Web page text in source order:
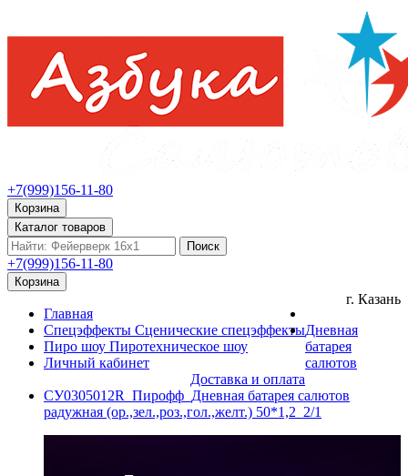
+7(999)156-11-80
Корзина
Каталог товаров
Поиск
+7(999)156-11-80
Корзина
Главная
Спецэффекты Сценические спецэффекты
Пиро шоу Пиротехническое шоу
Личный кабинет
Доставка и оплата
г. Казань
Дневная
батарея
салютов
СУ0305012R_Пирофф_Дневная батарея салютов
радужная (ор.,зел.,роз.,гол.,желт.) 50*1,2_2/1